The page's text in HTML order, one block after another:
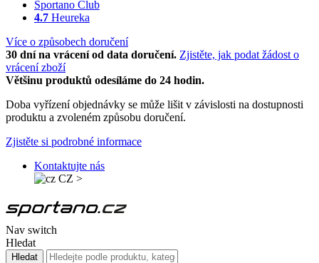
Sportano Club
4.7 Heureka
Více o způsobech doručení
30 dní na vrácení od data doručení. Zjistěte, jak podat žádost o
vrácení zboží
Většinu produktů odesíláme do 24 hodin.
Doba vyřízení objednávky se může lišit v závislosti na dostupnosti
produktu a zvoleném způsobu doručení.
Zjistěte si podrobné informace
Kontaktujte nás
CZ >
Nav switch
Hledat
Hledat